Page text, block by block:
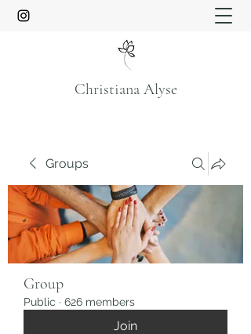
Christiana Alyse
Groups
Group
Public · 626 members
Join